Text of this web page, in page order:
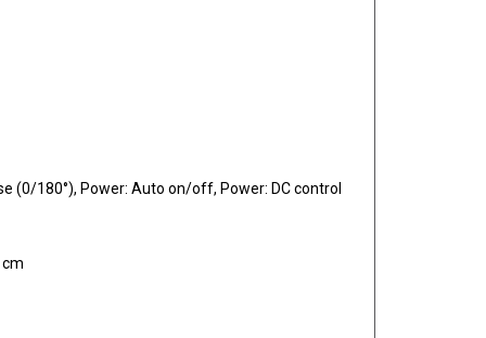
(0/180°), Power: Auto on/off, Power: DC control